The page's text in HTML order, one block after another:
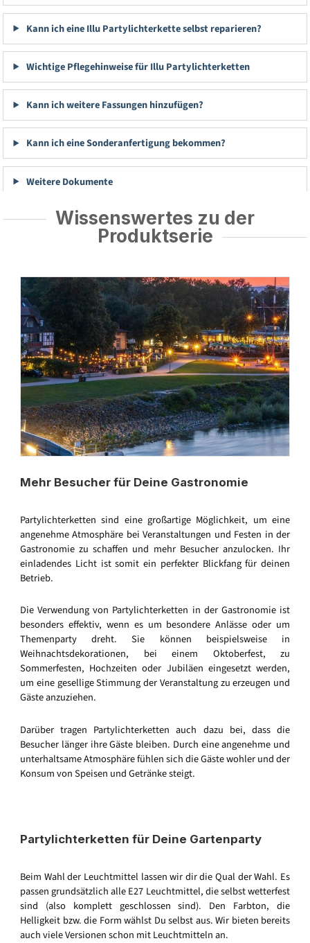
Kann ich eine Illu Partylichterkette selbst reparieren?
Wichtige Pflegehinweise für Illu Partylichterketten
Kann ich weitere Fassungen hinzufügen?
Kann ich eine Sonderanfertigung bekommen?
Weitere Dokumente
Wissenswertes zu der
Produktserie
Mehr Besucher für Deine Gastronomie
Partylichterketten sind eine großartige Möglichkeit, um eine
angenehme Atmosphäre bei Veranstaltungen und Festen in der
Gastronomie zu schaffen und mehr Besucher anzulocken. Ihr
einladendes Licht ist somit ein perfekter Blickfang für deinen
Betrieb.
Die Verwendung von Partylichterketten in der Gastronomie ist
besonders effektiv, wenn es um besondere Anlässe oder um
Themenparty dreht. Sie können beispielsweise in
Weihnachtsdekorationen, bei einem Oktoberfest, zu
Sommerfesten, Hochzeiten oder Jubiläen eingesetzt werden,
um eine gesellige Stimmung der Veranstaltung zu erzeugen und
Gäste anzuziehen.
Darüber tragen Partylichterketten auch dazu bei, dass die
Besucher länger ihre Gäste bleiben. Durch eine angenehme und
unterhaltsame Atmosphäre fühlen sich die Gäste wohler und der
Konsum von Speisen und Getränke steigt.
Partylichterketten für Deine Gartenparty
Beim Wahl der Leuchtmittel lassen wir dir die Qual der Wahl. Es
passen grundsätzlich alle E27 Leuchtmittel, die selbst wetterfest
sind (also komplett geschlossen sind). Den Farbton, die
Helligkeit bzw. die Form wählst Du selbst aus. Wir bieten bereits
auch viele Versionen schon mit Leuchtmitteln an.